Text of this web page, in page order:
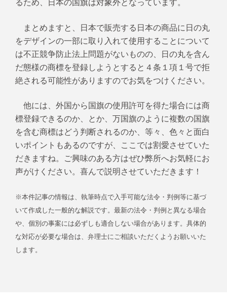
るため、日本の国旗は対象外となっています。
まとめますと、日本で販売する日本の商品に日の丸
をデザインの一部に取り入れて使用することについて
は不正競争防止法上問題がないものの、日の丸を含ん
だ態様の商標を登録しようとすると４条１項１号で拒
絶される可能性がありますのでお気をつけください。
他には、外国から国旗の使用許可を得た場合には商
標登録できるのか、とか、万国旗のように複数の国旗
を含む商標はどう判断されるのか、等々、色々と面白
いポイントもあるのですが、ここでは割愛させていた
だきますね。ご興味のある方はぜひ弊所へお気軽にお
声がけください。喜んで説明させていただきます！
※本件記事の情報は、執筆時点で入手可能な法令・判例等に基づ
いて作成した一般的な解説です。最新の法令・判例と異なる場合
や、個別の事案には必ずしも適合しない場合があります。具体的
な対応が必要な場合は、弁理士にご相談いただくようお願いいた
します。